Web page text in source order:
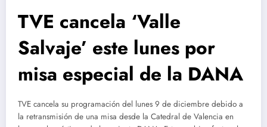
TVE cancela ‘Valle
Salvaje’ este lunes por
misa especial de la DANA
TVE cancela su programación del lunes 9 de diciembre debido a
la retransmisión de una misa desde la Catedral de Valencia en